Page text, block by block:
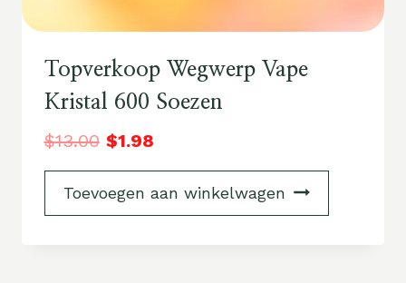
Topverkoop Wegwerp Vape
Kristal 600 Soezen
$13.00 $1.98
Toevoegen aan winkelwagen